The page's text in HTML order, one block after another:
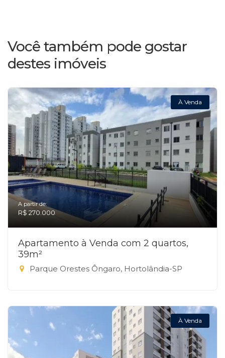
Você também pode gostar
destes imóveis
À Venda
A partir de:
R$ 270.000
Apartamento à Venda com 2 quartos,
39m²
Parque Orestes Ôngaro, Hortolândia-SP
À Venda